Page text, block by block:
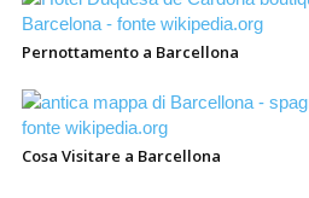
Pernottamento a Barcellona
Cosa Visitare a Barcellona